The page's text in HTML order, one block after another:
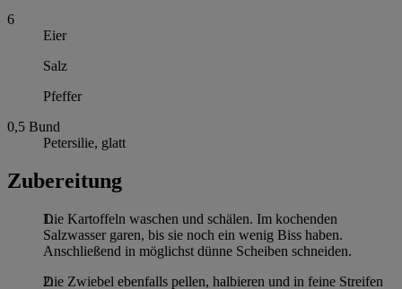
6
Eier
Salz
Pfeffer
0,5 Bund
Petersilie, glatt
Zubereitung
Die Kartoffeln waschen und schälen. Im kochenden
Salzwasser garen, bis sie noch ein wenig Biss haben.
Anschließend in möglichst dünne Scheiben schneiden.
Die Zwiebel ebenfalls pellen, halbieren und in feine Streifen